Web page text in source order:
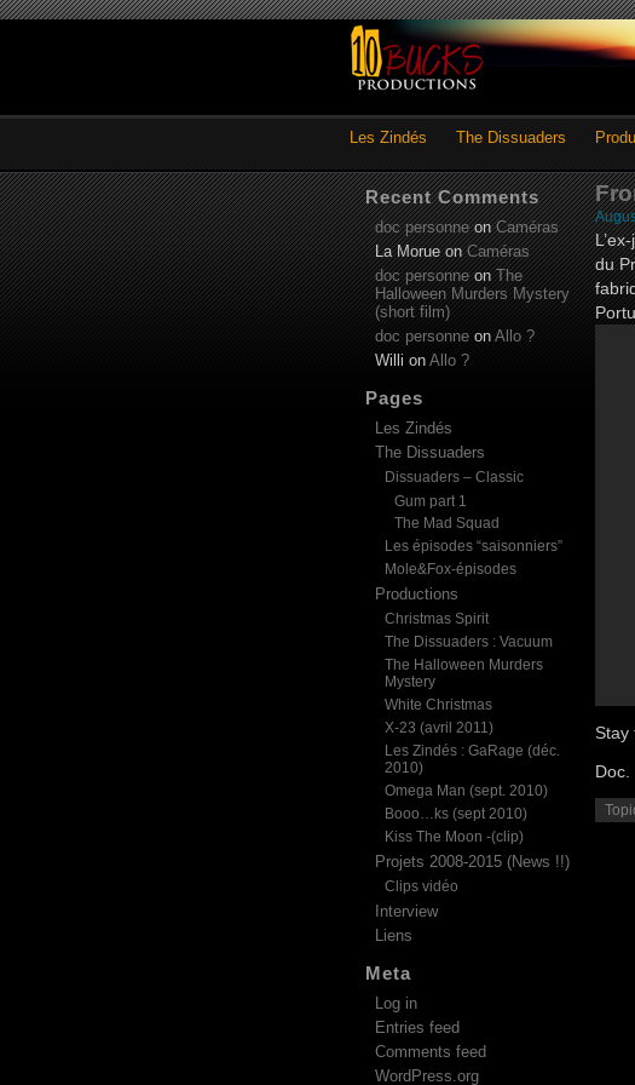
Les Zindés The Dissuaders
du
Stay
Doc.
Recent Comments
doc personneonCaméras
La MorueonCaméras
doc personneonThe
Halloween Murders Mystery
(short film)
doc personne on Allo ?
Willi on Allo ?
Pages
Les Zindés
The Dissuaders
Dissuaders – Classic
Gum part 1
The Mad Squad
Les épisodes “saisonniers”
Mole&Fox-épisodes
Productions
Christmas Spirit
The Dissuaders : Vacuum
The Halloween Murders
Mystery
White Christmas
X-23 (avril 2011)
Les Zindés : GaRage (déc.
2010)
Omega Man (sept. 2010)
Booo…ks (sept 2010)
Kiss The Moon -(clip)
Projets 2008-2015 (News !!)
Clips vidéo
Interview
Liens
Meta
Log in
Entries feed
Comments feed
WordPress.org